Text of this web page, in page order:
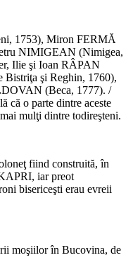
1753), Miron FERMĂ
NIMIGEAN (Nimigea,
Ilie şi Ioan RÂPAN
şi Reghin, 1760),
(Beca, 1777). /
că o parte dintre aceste
mulţi dintre todireşteni.
fiind construită, în
iar preot
bisericeşti erau evreii
moşiilor în Bucovina, de